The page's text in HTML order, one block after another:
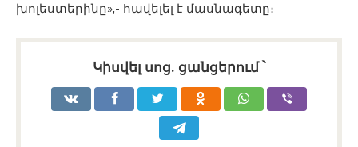
խոլեստերինը»,- հավելել է մասնագետը։
Կիսվել սոց․ ցանցերում ՝